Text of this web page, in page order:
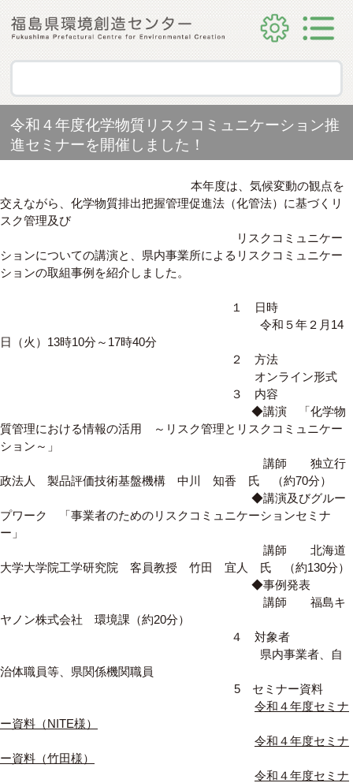
令和４年度化学物質リスクコミュニケーション推
進セミナーを開催しました！
本年度は、気候変動の観点を
交えながら、化学物質排出把握管理促進法（化管法）に基づくリ
スク管理及び
リスクコミュニケー
ションについての講演と、県内事業所によるリスクコミュニケー
ションの取組事例を紹介しました。
１ 日時
令和５年２月14
日（火）13時10分～17時40分
２ 方法
オンライン形式
３ 内容
◆講演 「化学物
質管理における情報の活用 ～リスク管理とリスクコミュニケー
ション～」
講師 独立行
政法人 製品評価技術基盤機構 中川 知香 氏 （約70分）
◆講演及びグルー
プワーク 「事業者のためのリスクコミュニケーションセミナ
ー」
講師 北海道
大学大学院工学研究院 客員教授 竹田 宜人 氏 （約130分）
◆事例発表
講師 福島キ
ヤノン株式会社 環境課（約20分）
４ 対象者
県内事業者、自
治体職員等、県関係機関職員
5 セミナー資料
令和４年度セミナ
ー資料（NITE様）
令和４年度セミナ
ー資料（竹田様）
令和４年度セミナ